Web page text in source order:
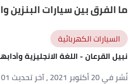
ما الفرق بين سيارات البنزين
السيارات الكهربائية
نبيل القرعان- اللغة الانجليزية
نُشر في 20 أكتوبر 2021
، آخر تحديث 01 يناير 2023